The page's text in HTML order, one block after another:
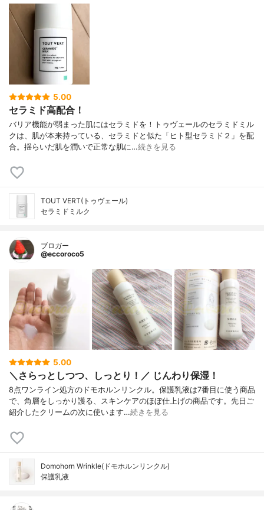
5.00
セラミド高配合！
バリア機能が弱まった肌にはセラミドを！トゥヴェールのセラミドミル
クは、肌が本来持っている、セラミドと似た「ヒト型セラミド２」を配
合。揺らいだ肌を潤いで正常な肌に…続きを見る
TOUT VERT(トゥヴェール)
セラミドミルク
ブロガー
@eccoroco5
5.00
＼さらっとしつつ、しっとり！／ じんわり保湿！
8点ワンライン処方のドモホルンリンクル。保護乳液は7番目に使う商品
で、角層をしっかり護る、スキンケアのほぼ仕上げの商品です。先日ご
紹介したクリームの次に使います…続きを見る
Domohorn Wrinkle(ドモホルンリンクル)
保護乳液